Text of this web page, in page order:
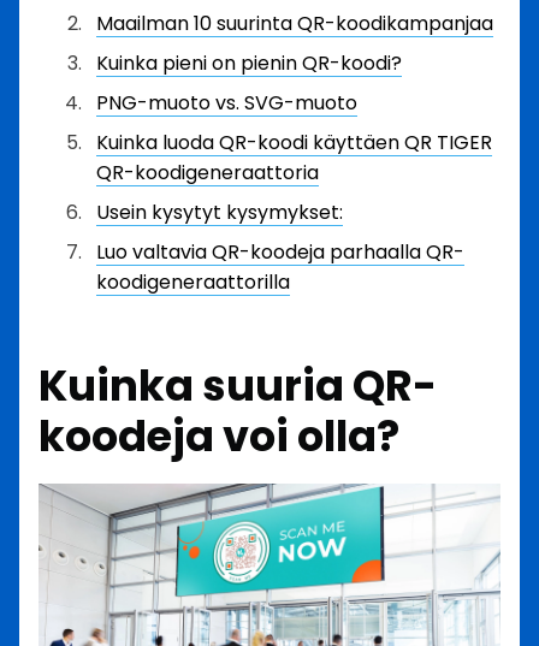
Maailman 10 suurinta QR-koodikampanjaa
Kuinka pieni on pienin QR-koodi?
PNG-muoto vs. SVG-muoto
Kuinka luoda QR-koodi käyttäen QR TIGER
QR-koodigeneraattoria
Usein kysytyt kysymykset:
Luo valtavia QR-koodeja parhaalla QR-
koodigeneraattorilla
Kuinka suuria QR-
koodeja voi olla?